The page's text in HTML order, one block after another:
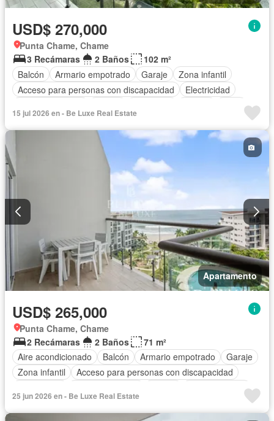
USD$ 270,000
Punta Chame, Chame
3 Recámaras
2 Baños
102 m²
Balcón
Armario empotrado Garaje
Zona infantil
Acceso para personas con discapacidad
Electricidad
15 jul 2026 en - Be Luxe Real Estate
Apartamento
USD$ 265,000
Punta Chame, Chame
2 Recámaras
2 Baños
71 m²
Aire acondicionado
Balcón Armario empotrado
Garaje
Zona infantil
Acceso para personas con discapacidad
Cocina integral
Gas natural
Vista panorámica
25 jun 2026 en - Be Luxe Real Estate